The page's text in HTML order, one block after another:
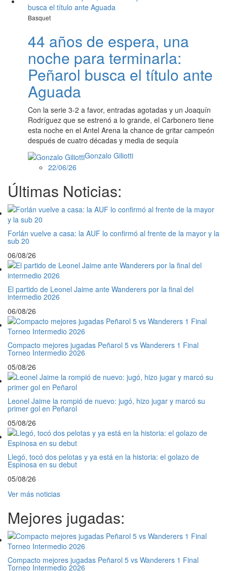
Basquet
44 años de espera, una
noche para terminarla:
Peñarol busca el título ante
Aguada
Con la serie 3-2 a favor, entradas agotadas y un Joaquín
Rodríguez que se estrenó a lo grande, el Carbonero tiene
esta noche en el Antel Arena la chance de gritar campeón
después de cuatro décadas y media de sequía
Gonzalo Giliotti
22/06/26
Últimas Noticias:
Forlán vuelve a casa: la AUF lo confirmó al frente de la mayor y la
sub 20
06/08/26
El partido de Leonel Jaime ante Wanderers por la final del
intermedio 2026
06/08/26
Compacto mejores jugadas Peñarol 5 vs Wanderers 1 Final
Torneo Intermedio 2026
05/08/26
Leonel Jaime la rompió de nuevo: jugó, hizo jugar y marcó su
primer gol en Peñarol
05/08/26
Llegó, tocó dos pelotas y ya está en la historia: el golazo de
Espinosa en su debut
05/08/26
Ver más noticias
Mejores jugadas:
Compacto mejores jugadas Peñarol 5 vs Wanderers 1 Final
Torneo Intermedio 2026